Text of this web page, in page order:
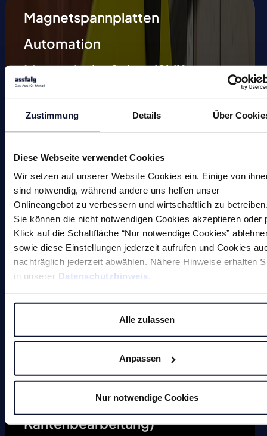
Zustimmung Details Über
Diese Webseite verwendet Cookies
Wir setzen auf unserer Website Cookies ein. Einige von
sind notwendig, während andere uns helfen unser
Onlineangebot zu verbessern und wirtschaftlich zu
Sie können die nicht notwendigen Cookies akzeptieren oder
Klick auf die Schaltfläche “Nur notwendige Cookies”
sowie diese Einstellungen jederzeit aufrufen und Cookies
nachträglich jederzeit abwählen. Nähere Hinweise erhalten
in unserer Datenschutzhinweis .
Alle zulassen
Anpassen
Nur notwendige Cookies
Magnetspannplatten
Automation
Magnetische Schweißhilfen
Entmagnetisieren
Magnetische Werkzeuge
Sonderlösungen
Magnete
Entgratmaschinen (undefinierte
Durchlaufentgratmaschine
Gleitschleifmaschinen
Anfasmaschinen (definierte
Kantenbearbeitung)